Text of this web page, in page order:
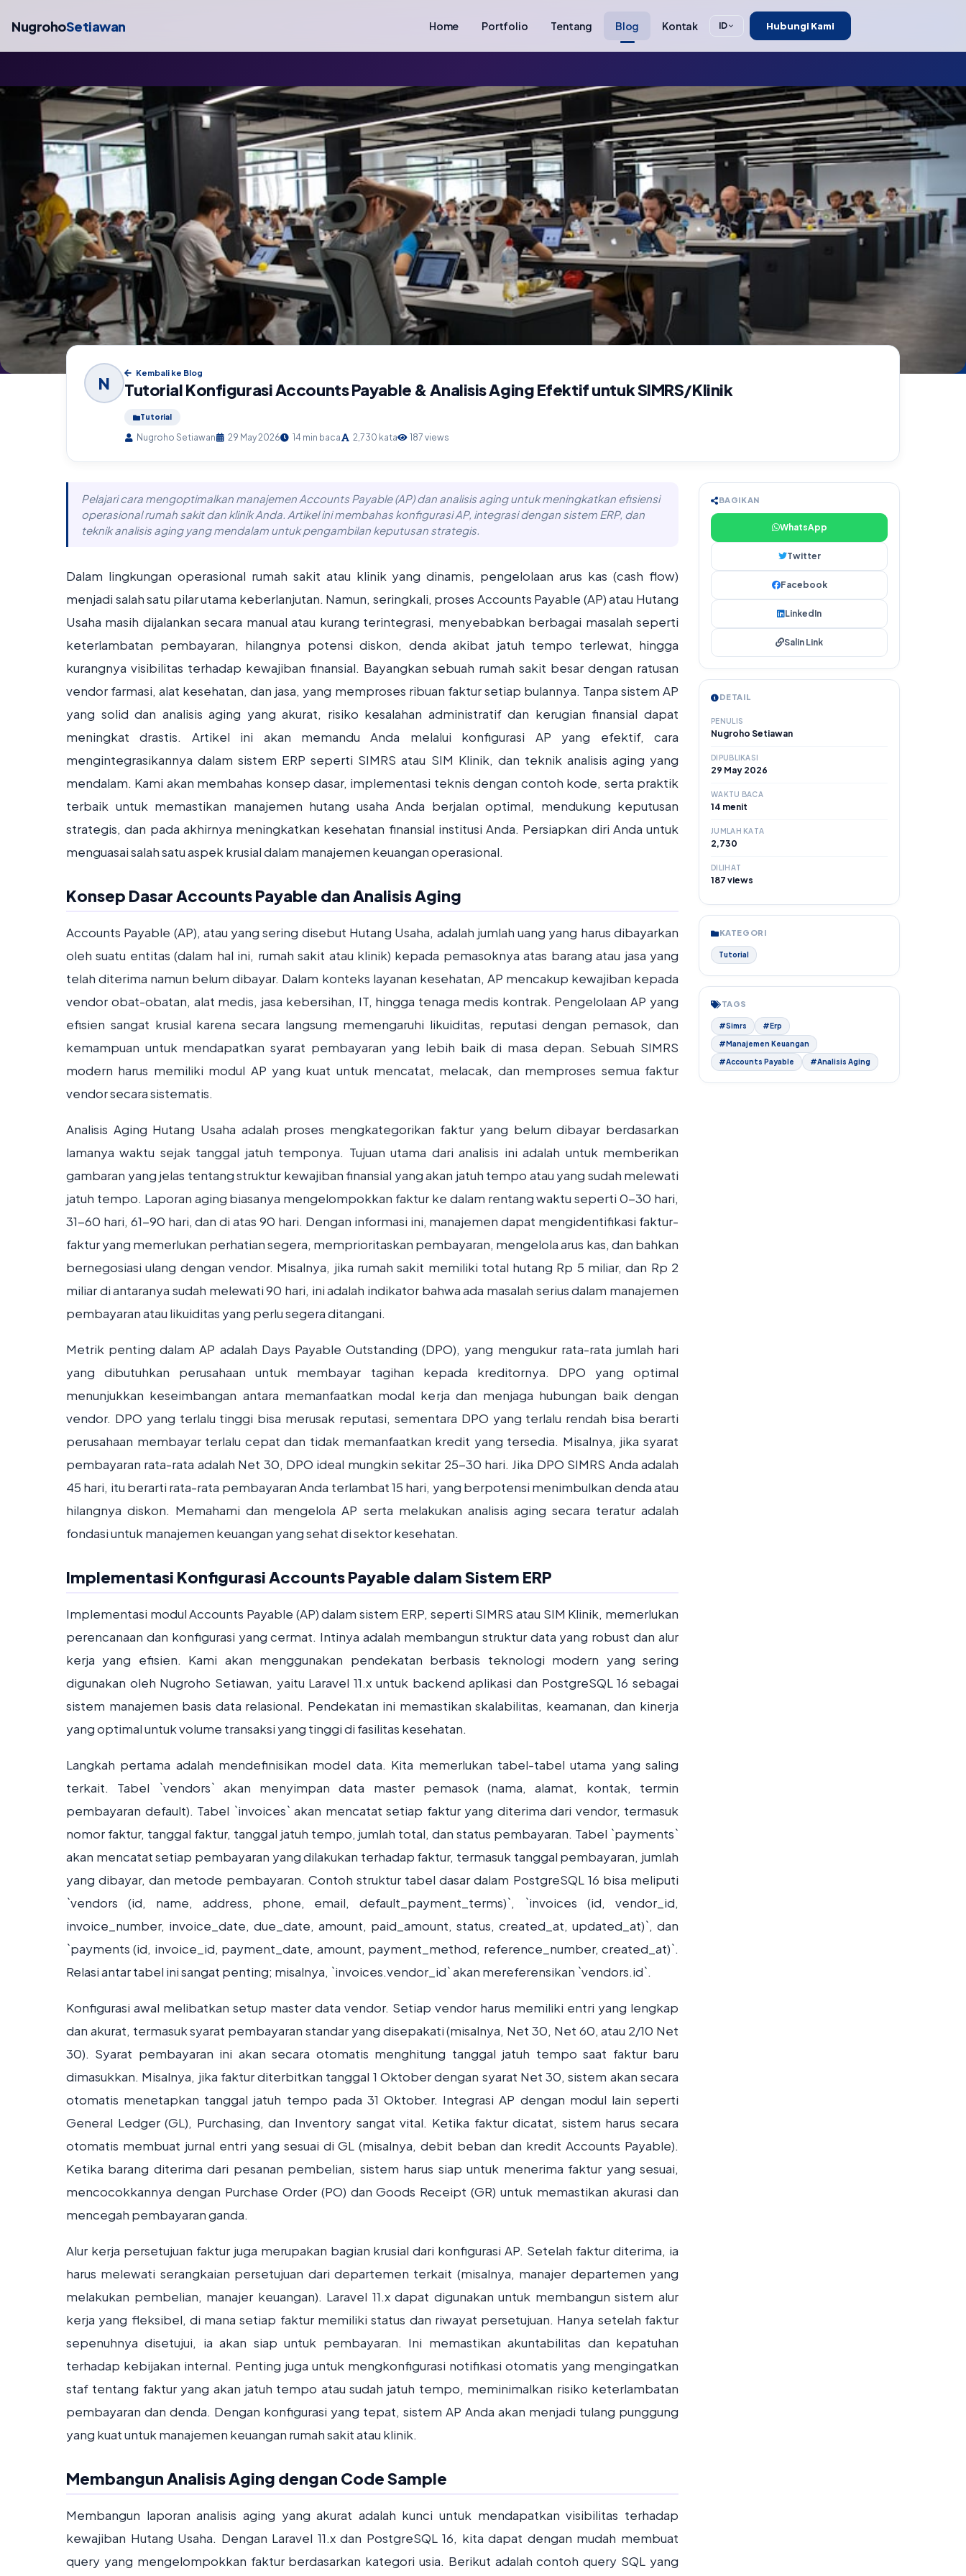
NugrohoSetiawan Home Portfolio Tentang Blog Kontak ID Hubungi Kami
N Kembali ke Blog
Tutorial Konfigurasi Accounts Payable & Analisis Aging Efektif untuk SIMRS/Klinik
Tutorial
Nugroho Setiawan 29 May 2026 14 min baca 2,730 kata 187 views
Pelajari cara mengoptimalkan manajemen Accounts Payable (AP) dan analisis aging untuk meningkatkan efisiensi
operasional rumah sakit dan klinik Anda. Artikel ini membahas konfigurasi AP, integrasi dengan sistem ERP, dan
teknik analisis aging yang mendalam untuk pengambilan keputusan strategis.
Dalam lingkungan operasional rumah sakit atau klinik yang dinamis, pengelolaan arus kas (cash flow)
menjadi salah satu pilar utama keberlanjutan. Namun, seringkali, proses Accounts Payable (AP) atau Hutang
Usaha masih dijalankan secara manual atau kurang terintegrasi, menyebabkan berbagai masalah seperti
keterlambatan pembayaran, hilangnya potensi diskon, denda akibat jatuh tempo terlewat, hingga
kurangnya visibilitas terhadap kewajiban finansial. Bayangkan sebuah rumah sakit besar dengan ratusan
vendor farmasi, alat kesehatan, dan jasa, yang memproses ribuan faktur setiap bulannya. Tanpa sistem AP
yang solid dan analisis aging yang akurat, risiko kesalahan administratif dan kerugian finansial dapat
meningkat drastis. Artikel ini akan memandu Anda melalui konfigurasi AP yang efektif, cara
mengintegrasikannya dalam sistem ERP seperti SIMRS atau SIM Klinik, dan teknik analisis aging yang
mendalam. Kami akan membahas konsep dasar, implementasi teknis dengan contoh kode, serta praktik
terbaik untuk memastikan manajemen hutang usaha Anda berjalan optimal, mendukung keputusan
strategis, dan pada akhirnya meningkatkan kesehatan finansial institusi Anda. Persiapkan diri Anda untuk
menguasai salah satu aspek krusial dalam manajemen keuangan operasional.
Konsep Dasar Accounts Payable dan Analisis Aging
Accounts Payable (AP), atau yang sering disebut Hutang Usaha, adalah jumlah uang yang harus dibayarkan
oleh suatu entitas (dalam hal ini, rumah sakit atau klinik) kepada pemasoknya atas barang atau jasa yang
telah diterima namun belum dibayar. Dalam konteks layanan kesehatan, AP mencakup kewajiban kepada
vendor obat-obatan, alat medis, jasa kebersihan, IT, hingga tenaga medis kontrak. Pengelolaan AP yang
efisien sangat krusial karena secara langsung memengaruhi likuiditas, reputasi dengan pemasok, dan
kemampuan untuk mendapatkan syarat pembayaran yang lebih baik di masa depan. Sebuah SIMRS
modern harus memiliki modul AP yang kuat untuk mencatat, melacak, dan memproses semua faktur
vendor secara sistematis.
Analisis Aging Hutang Usaha adalah proses mengkategorikan faktur yang belum dibayar berdasarkan
lamanya waktu sejak tanggal jatuh temponya. Tujuan utama dari analisis ini adalah untuk memberikan
gambaran yang jelas tentang struktur kewajiban finansial yang akan jatuh tempo atau yang sudah melewati
jatuh tempo. Laporan aging biasanya mengelompokkan faktur ke dalam rentang waktu seperti 0-30 hari,
31-60 hari, 61-90 hari, dan di atas 90 hari. Dengan informasi ini, manajemen dapat mengidentifikasi faktur-
faktur yang memerlukan perhatian segera, memprioritaskan pembayaran, mengelola arus kas, dan bahkan
bernegosiasi ulang dengan vendor. Misalnya, jika rumah sakit memiliki total hutang Rp 5 miliar, dan Rp 2
miliar di antaranya sudah melewati 90 hari, ini adalah indikator bahwa ada masalah serius dalam manajemen
pembayaran atau likuiditas yang perlu segera ditangani.
Metrik penting dalam AP adalah Days Payable Outstanding (DPO), yang mengukur rata-rata jumlah hari
yang dibutuhkan perusahaan untuk membayar tagihan kepada kreditornya. DPO yang optimal
menunjukkan keseimbangan antara memanfaatkan modal kerja dan menjaga hubungan baik dengan
vendor. DPO yang terlalu tinggi bisa merusak reputasi, sementara DPO yang terlalu rendah bisa berarti
perusahaan membayar terlalu cepat dan tidak memanfaatkan kredit yang tersedia. Misalnya, jika syarat
pembayaran rata-rata adalah Net 30, DPO ideal mungkin sekitar 25-30 hari. Jika DPO SIMRS Anda adalah
45 hari, itu berarti rata-rata pembayaran Anda terlambat 15 hari, yang berpotensi menimbulkan denda atau
hilangnya diskon. Memahami dan mengelola AP serta melakukan analisis aging secara teratur adalah
fondasi untuk manajemen keuangan yang sehat di sektor kesehatan.
Implementasi Konfigurasi Accounts Payable dalam Sistem ERP
Implementasi modul Accounts Payable (AP) dalam sistem ERP, seperti SIMRS atau SIM Klinik, memerlukan
perencanaan dan konfigurasi yang cermat. Intinya adalah membangun struktur data yang robust dan alur
kerja yang efisien. Kami akan menggunakan pendekatan berbasis teknologi modern yang sering
digunakan oleh Nugroho Setiawan, yaitu Laravel 11.x untuk backend aplikasi dan PostgreSQL 16 sebagai
sistem manajemen basis data relasional. Pendekatan ini memastikan skalabilitas, keamanan, dan kinerja
yang optimal untuk volume transaksi yang tinggi di fasilitas kesehatan.
Langkah pertama adalah mendefinisikan model data. Kita memerlukan tabel-tabel utama yang saling
terkait. Tabel `vendors` akan menyimpan data master pemasok (nama, alamat, kontak, termin
pembayaran default). Tabel `invoices` akan mencatat setiap faktur yang diterima dari vendor, termasuk
nomor faktur, tanggal faktur, tanggal jatuh tempo, jumlah total, dan status pembayaran. Tabel `payments`
akan mencatat setiap pembayaran yang dilakukan terhadap faktur, termasuk tanggal pembayaran, jumlah
yang dibayar, dan metode pembayaran. Contoh struktur tabel dasar dalam PostgreSQL 16 bisa meliputi
`vendors (id, name, address, phone, email, default_payment_terms)`, `invoices (id, vendor_id,
invoice_number, invoice_date, due_date, amount, paid_amount, status, created_at, updated_at)`, dan
`payments (id, invoice_id, payment_date, amount, payment_method, reference_number, created_at)`.
Relasi antar tabel ini sangat penting; misalnya, `invoices.vendor_id` akan mereferensikan `vendors.id`.
Konfigurasi awal melibatkan setup master data vendor. Setiap vendor harus memiliki entri yang lengkap
dan akurat, termasuk syarat pembayaran standar yang disepakati (misalnya, Net 30, Net 60, atau 2/10 Net
30). Syarat pembayaran ini akan secara otomatis menghitung tanggal jatuh tempo saat faktur baru
dimasukkan. Misalnya, jika faktur diterbitkan tanggal 1 Oktober dengan syarat Net 30, sistem akan secara
otomatis menetapkan tanggal jatuh tempo pada 31 Oktober. Integrasi AP dengan modul lain seperti
General Ledger (GL), Purchasing, dan Inventory sangat vital. Ketika faktur dicatat, sistem harus secara
otomatis membuat jurnal entri yang sesuai di GL (misalnya, debit beban dan kredit Accounts Payable).
Ketika barang diterima dari pesanan pembelian, sistem harus siap untuk menerima faktur yang sesuai,
mencocokkannya dengan Purchase Order (PO) dan Goods Receipt (GR) untuk memastikan akurasi dan
mencegah pembayaran ganda.
Alur kerja persetujuan faktur juga merupakan bagian krusial dari konfigurasi AP. Setelah faktur diterima, ia
harus melewati serangkaian persetujuan dari departemen terkait (misalnya, manajer departemen yang
melakukan pembelian, manajer keuangan). Laravel 11.x dapat digunakan untuk membangun sistem alur
kerja yang fleksibel, di mana setiap faktur memiliki status dan riwayat persetujuan. Hanya setelah faktur
sepenuhnya disetujui, ia akan siap untuk pembayaran. Ini memastikan akuntabilitas dan kepatuhan
terhadap kebijakan internal. Penting juga untuk mengkonfigurasi notifikasi otomatis yang mengingatkan
staf tentang faktur yang akan jatuh tempo atau sudah jatuh tempo, meminimalkan risiko keterlambatan
pembayaran dan denda. Dengan konfigurasi yang tepat, sistem AP Anda akan menjadi tulang punggung
yang kuat untuk manajemen keuangan rumah sakit atau klinik.
Membangun Analisis Aging dengan Code Sample
Membangun laporan analisis aging yang akurat adalah kunci untuk mendapatkan visibilitas terhadap
kewajiban Hutang Usaha. Dengan Laravel 11.x dan PostgreSQL 16, kita dapat dengan mudah membuat
query yang mengelompokkan faktur berdasarkan kategori usia. Berikut adalah contoh query SQL yang
BAGIKAN
WhatsApp
Twitter
Facebook
LinkedIn
Salin Link
DETAIL
PENULIS
Nugroho Setiawan
DIPUBLIKASI
29 May 2026
WAKTU BACA
14 menit
JUMLAH KATA
2,730
DILIHAT
187 views
KATEGORI
Tutorial
TAGS
#Simrs #Erp
#Manajemen Keuangan
#Accounts Payable #Analisis Aging